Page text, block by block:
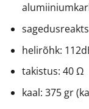
helirõhk:
takistus: 40 Ω
kaal: 375 gr